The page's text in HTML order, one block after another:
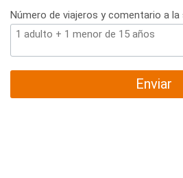
Número de viajeros y comentario a
Enviar